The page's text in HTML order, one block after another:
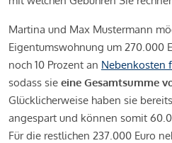
Martina und Max Mustermann
Eigentumswohnung um 270.000
noch 10 Prozent an Nebenkosten
sodass sie eine Gesamtsumme
Glücklicherweise haben sie
angespart und können somit
Für die restlichen 237.000 Euro